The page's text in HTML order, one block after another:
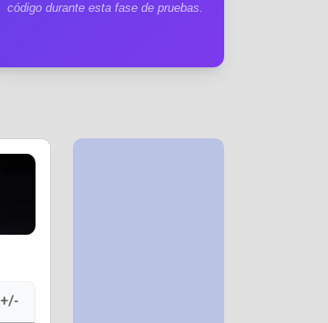
código durante esta fase de pruebas.
+/-